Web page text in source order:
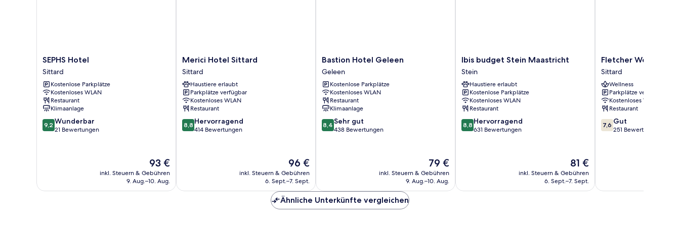
SEPHS
Hotel
Sittard
SEPHS Hotel
Sittard
Kostenlose Parkplätze
Kostenloses WLAN
Restaurant
Klimaanlage
9.2
von
9,2 Wunderbar
21 Bewertungen
Der
Preis
beträgt
93 €
inkl. Steuern & Gebühren
9. Aug.–10. Aug.
Merici
Hotel
Sittard
Sittard
Merici Hotel Sittard
Sittard
Haustiere erlaubt
Parkplätze verfügbar
Kostenloses WLAN
Restaurant
8.8
von
8,8 Hervorragend
414 Bewertungen
Der
Preis
beträgt
96 €
inkl. Steuern & Gebühren
6. Sept.–7. Sept.
Bastion
Hotel
Geleen
Geleen
Bastion Hotel Geleen
Geleen
Kostenlose Parkplätze
Kostenloses WLAN
Restaurant
Klimaanlage
8.4
von
8,4 Sehr gut
438 Bewertungen
Der
Preis
beträgt
79 €
inkl. Steuern & Gebühren
9. Aug.–10. Aug.
Ibis
budget
Stein
Maastricht
Stein
Ibis budget Stein Maastricht
Stein
Haustiere erlaubt
Kostenlose Parkplätze
Kostenloses WLAN
Restaurant
8.8
von
8,8 Hervorragend
631 Bewertungen
Der
Preis
beträgt
81 €
inkl. Steuern & Gebühren
6. Sept.–7. Sept.
Fletcher
Wellness
-
Hotel
Sittard
Sittard
Fletcher Wellness -
Sittard
Wellness
Parkplätze verfügbar
Kostenloses WLAN
Restaurant
7.6
von
7,6 Gut
251 Bewertungen
Ähnliche Unterkünfte vergleichen